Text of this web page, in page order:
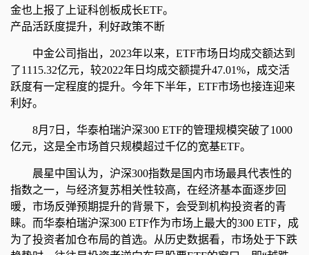
金也上报了上证科创板成长ETF。
产品活跃度提升，利好政策不断
中金公司指出，2023年以来，ETF市场日均成交额达到
了1115.32亿元，较2022年日均成交额提升47.01%，成交活
跃度有一定程度的提升。今年下半年，ETF市场也接连迎来
利好。
8月7日，华泰柏瑞沪深300 ETF的管理规模突破了1000
亿元，这是全市场首只规模超过千亿的宽基ETF。
晨星中国认为，沪深300指数是国内市场最具代表性的
指数之一，与经济复苏相关性较高，在经济基本面逐步回
暖，市场反弹预期提升的背景下，会受到机构投资者的青
睐。而华泰柏瑞沪深300 ETF作为市场上最大的300 ETF，成
为了投资者加仓布局的首选。从历史数据看，市场处于下跌